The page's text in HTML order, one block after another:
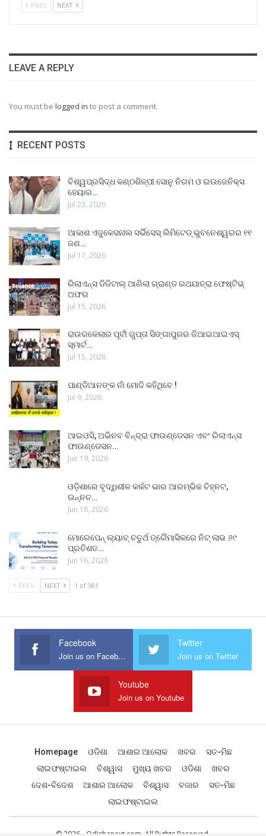
PREV NEXT
LEAVE A REPLY
You must be logged in to post a comment.
RECENT POSTS
ବିଶ୍ୱପ୍ରସିଦ୍ଧ କଣ୍ଠଶିଳ୍ପୀ ସୋନୁ ନିଗମ ଓ ଇଉଜେନିକ୍ସ
ହେୟାର…
Jul 23, 2026
ଆକାଶ ଏଜୁକେସନାଲ ସର୍ଭିସେସ୍ ଲିମିଟେଡ୍ ଭୁବନେଶ୍ୱରର ୧୧
ଜଣ…
Jul 17, 2026
ରିଲାଏନ୍ସ ଡିଜିଟାଲ୍ ଆଣିଲା ଗ୍ରାଣ୍ଡ ରଥଯାତ୍ରା ଫେଷ୍ଟିଭ୍
ଅଫର
Jul 15, 2026
ରାଉରକେଲାର ପୂର୍ବୀ ଗୁପ୍ତା ସିଙ୍ଗାପୁରର ଜିଆଇଆଇଏସ୍
ସ୍ମାର୍ଟ…
Jul 15, 2026
ପାଣ୍ଡିଆନଙ୍କ ନାଁ ମୋଦି କହିଥିବେ !
Jul 9, 2026
ଆଇଓସି, ଅଭିନବ ବିନ୍ଦ୍ରା ଫାଉଣ୍ଡେସନ ଏବଂ ରିଲାଏନ୍ସ
ଫାଉଣ୍ଡେସନ…
Jun 19, 2026
ଓଡ଼ିଶାରେ ବୃଦ୍ଧିଶୀଳ କର୍କଟ ଭାର ଆରମ୍ଭିକ ଚିହ୍ନଟ,
ଉନ୍ନତ…
Jun 18, 2026
ମୋରେପେନ୍ ଲ୍ୟାବ୍ ଚତୁର୍ଥ ତ୍ରୈମାସିକରେ ନିଟ୍ ଲାଭ ୬୯
ପ୍ରତିଶତ…
Jun 16, 2026
PREV NEXT 1 of 381
Facebook
Join us on Facebook
Twitter
Join us on Twitter
Youtube
Join us on Youtube
Homepage ଓଡିଶା ଆଶାର ଆଲୋକ ଖବର
ସତ-ମିଛ
ଲାଇଫଷ୍ଟାଇଲ
ବିଶ୍ୱାସ ମୁଖ୍ୟ ଖବର ଓଡିଶା
ଖବର
ଦେଶ-ବିଦେଶ
ଆଶାର ଆଲୋକ ବିଶ୍ୱାସ ବଜାର
ସତ-ମିଛ
ଲାଇଫଷ୍ଟାଇଲ